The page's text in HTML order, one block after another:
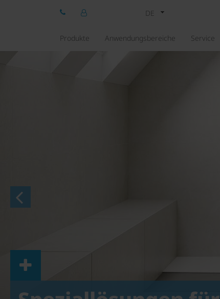
DE
Produkte Anwendungsbereiche Service